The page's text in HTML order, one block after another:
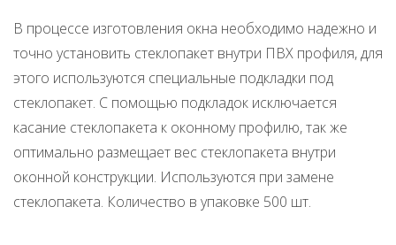
В процессе изготовления окна необходимо надежно и
точно установить стеклопакет внутри ПВХ профиля, для
этого используются специальные подкладки под
стеклопакет. С помощью подкладок исключается
касание стеклопакета к оконному профилю, так же
оптимально размещает вес стеклопакета внутри
оконной конструкции. Используются при замене
стеклопакета. Количество в упаковке 500 шт.